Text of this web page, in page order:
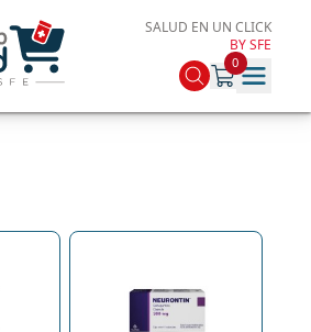
SALUD EN UN CLICK
BY SFE
0